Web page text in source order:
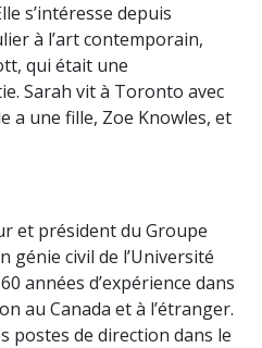
s’intéresse depuis
à l’art contemporain,
qui était une
Sarah vit à Toronto avec
a une fille, Zoe Knowles, et
et président du Groupe
génie civil de l’Université
années d’expérience dans
au Canada et à l’étranger.
postes de direction dans le